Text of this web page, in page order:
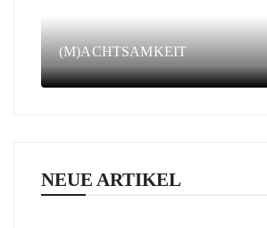
(M)ACHTSAMKEIT
NEUE ARTIKEL